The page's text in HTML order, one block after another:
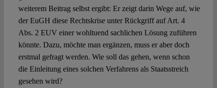
weiterem Beitrag selbst ergibt: Er zeigt darin Wege auf, wie
der EuGH diese Rechtskrise unter Rückgriff auf Art. 4
Abs. 2 EUV einer wohltuend sachlichen Lösung zuführen
könnte. Dazu, möchte man ergänzen, muss er aber doch
erstmal gefragt werden. Wie soll das gehen, wenn schon
die Einleitung eines solchen Verfahrens als Staatsstreich
gesehen wird?